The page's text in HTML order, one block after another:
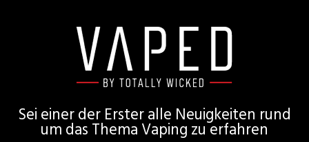
Sei einer der Erster alle Neuigkeiten rund
um das Thema Vaping zu erfahren